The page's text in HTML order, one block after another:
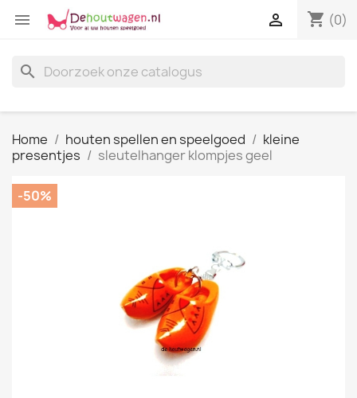
 shopping_cart (0)

search
Home houten spellen en speelgoed
kleine
presentjes
sleutelhanger klompjes geel
-50%